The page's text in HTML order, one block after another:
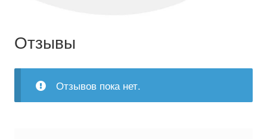
Отзывы
Отзывов пока нет.